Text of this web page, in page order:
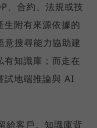
、合約、法規或技
生附有來源依據的
搜尋能力協助建
有知識庫；而走在
試地端推論與 AI
給客戶。知識庫背